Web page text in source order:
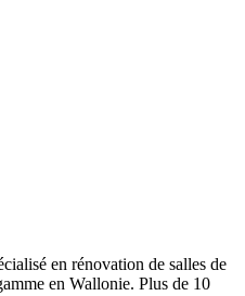
en rénovation de salles de
en Wallonie. Plus de 10